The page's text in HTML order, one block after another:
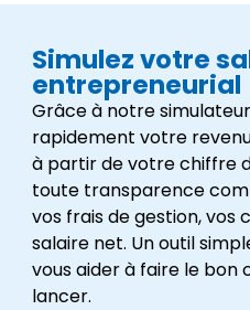
Simulez votre
entrepreneurial
Grâce à notre simulateur
rapidement votre
à partir de votre chiffre
toute transparence
vos frais de gestion, vos
salaire net. Un outil
vous aider à faire le bon
lancer.